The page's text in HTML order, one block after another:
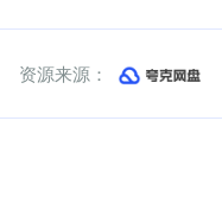
资源来源：